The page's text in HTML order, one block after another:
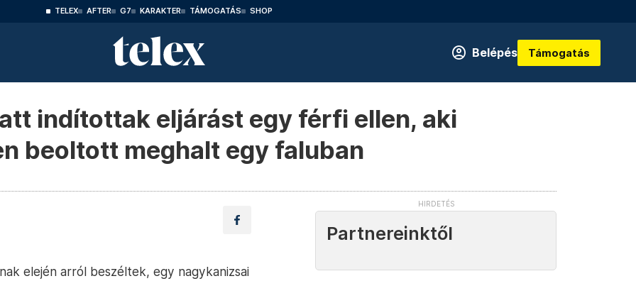
TELEX AFTER G7 KARAKTER TÁMOGATÁS SHOP
Belépés Támogatás
indítottak eljárást egy férfi ellen, aki
beoltott meghalt egy faluban
elején arról beszéltek, egy nagykanizsai
Partnereinktől